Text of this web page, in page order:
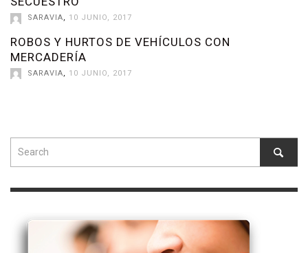
SARAVIA, 10 JUNIO, 2017
ROBOS Y HURTOS DE VEHÍCULOS CON
MERCADERÍA
SARAVIA, 10 JUNIO, 2017